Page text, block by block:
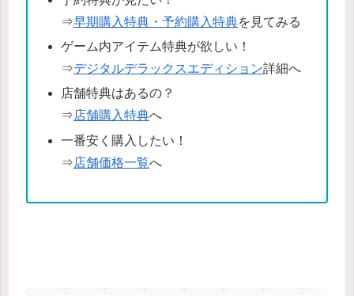
⇒早期購入特典・予約購入特典を見てみる
ゲーム内アイテム特典が欲しい！
⇒デジタルデラックスエディション詳細へ
店舗特典はあるの？
⇒店舗購入特典へ
一番安く購入したい！
⇒店舗価格一覧へ